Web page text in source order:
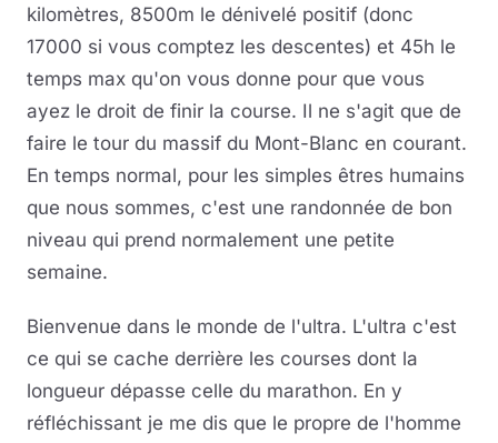
kilomètres, 8500m le dénivelé positif (donc
17000 si vous comptez les descentes) et 45h le
temps max qu'on vous donne pour que vous
ayez le droit de finir la course. Il ne s'agit que de
faire le tour du massif du Mont-Blanc en courant.
En temps normal, pour les simples êtres humains
que nous sommes, c'est une randonnée de bon
niveau qui prend normalement une petite
semaine.
Bienvenue dans le monde de l'ultra. L'ultra c'est
ce qui se cache derrière les courses dont la
longueur dépasse celle du marathon. En y
réfléchissant je me dis que le propre de l'homme